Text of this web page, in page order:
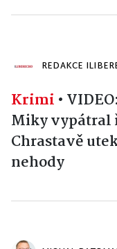
REDAKCE
Krimi •
Miky vypátral
Chrastavě
nehody